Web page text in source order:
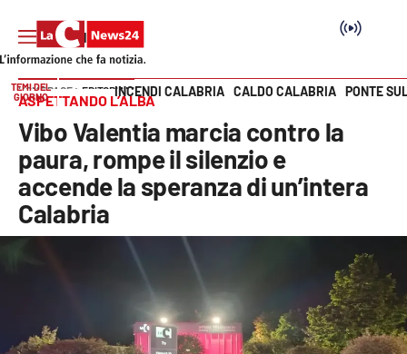
Cronaca
Politica
Economia e lavoro
Vai
TEMI DEL
GIORNO
INCENDI CALABRIA CALDO CALABRIA PONTE
HOME PAGE EDITORIALI
ASPETTANDO L’ALBA
Vibo Valentia marcia contro la
paura, rompe il silenzio e
accende la speranza di un’intera
Calabria